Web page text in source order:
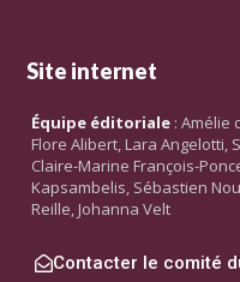
Site internet
Équipe éditoriale : Amélie
Flore Alibert, Lara Angelotti,
Claire-Marine François-
Kapsambelis, Sébastien
Reille, Johanna Velt
Contacter le comité